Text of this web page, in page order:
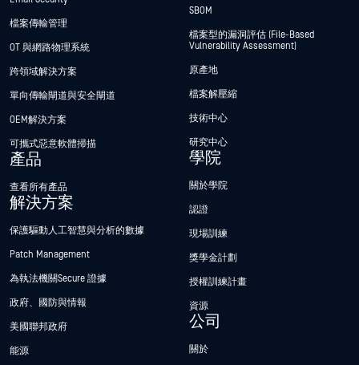
檔案傳輸管理
OT 與網路物理系統
跨領域解決方案
單向傳輸閘道與安全閘道
OEM解決方案
可攜式惡意軟體掃描
產品
查看所有產品
解決方案
保護驅動人工智慧與分析的數據
Patch Management
為執法機關Secure 證據
政府、國防與情報
美國聯邦政府
能源
SBOM
檔案型的漏洞評估 (File-Based
Vulnerability Assessment)
原產地
檔案解壓縮
技術中心
研究中心
學院
關於學院
認證
現場訓練
獎學金計劃
授權訓練計畫
資源
公司
關於